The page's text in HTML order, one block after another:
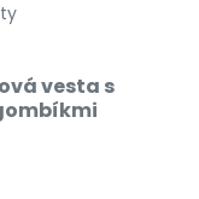
vesta s